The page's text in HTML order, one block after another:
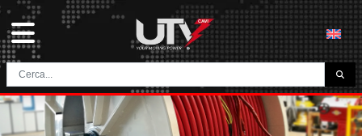
L'AZIENDA
HOME